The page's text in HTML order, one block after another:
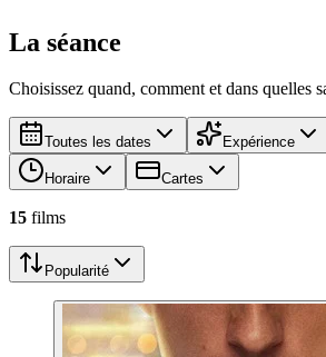
La séance
Choisissez quand, comment et dans quelles
Toutes les dates Expérience
Horaire Cartes
15 films
Popularité